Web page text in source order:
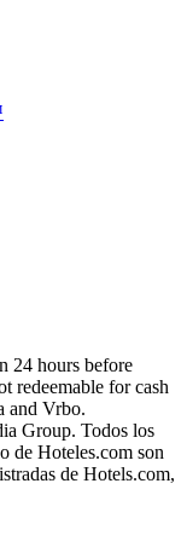
24 hours before
redeemable for cash
and Vrbo.
Group. Todos los
de Hoteles.com son
de Hotels.com,